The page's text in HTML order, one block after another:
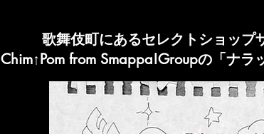
歌舞伎町にあるセレクトショップ
Chim↑Pom from Smappa!Groupの「ナ